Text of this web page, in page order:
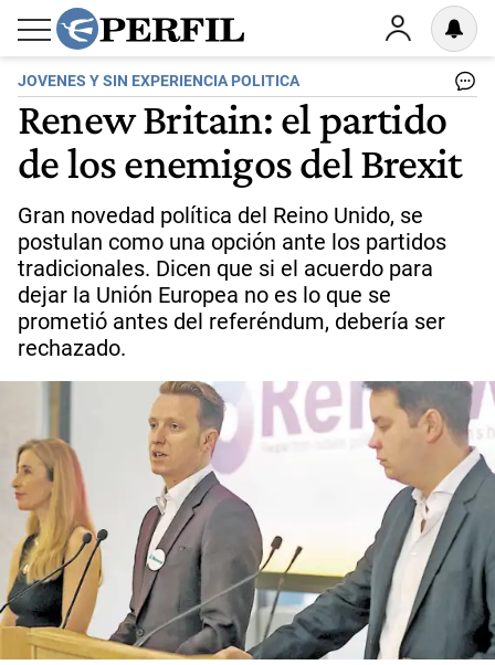
JOVENES Y SIN EXPERIENCIA POLITICA
Renew Britain: el partido
de los enemigos del Brexit
Gran novedad política del Reino Unido, se
postulan como una opción ante los partidos
tradicionales. Dicen que si el acuerdo para
dejar la Unión Europea no es lo que se
prometió antes del referéndum, debería ser
rechazado.